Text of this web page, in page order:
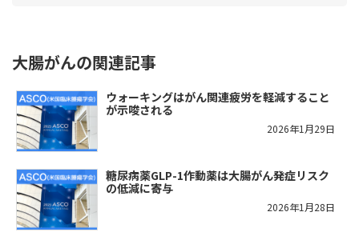
大腸がんの関連記事
ウォーキングはがん関連疲労を軽減すること
が示唆される
2026年1月29日
糖尿病薬GLP-1作動薬は大腸がん発症リスク
の低減に寄与
2026年1月28日